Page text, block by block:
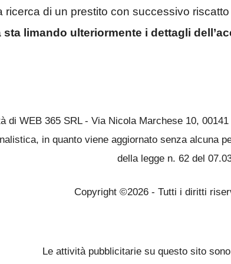
ricerca di un prestito con successivo riscatto
limando ulteriormente i dettagli
di WEB 365 SRL - Via Nicola Marchese 10,
in quanto viene aggiornato senza alcuna
della legge n. 62 del
Copyright ©2026 - Tutti i diritti
Le attività pubblicitarie su questo sito